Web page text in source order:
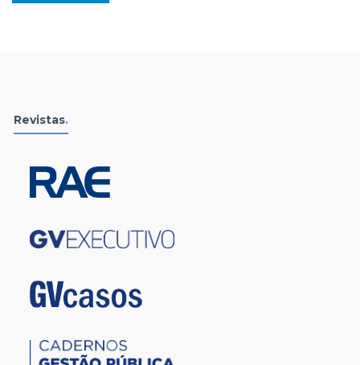
Revistas.